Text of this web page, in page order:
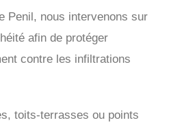
Penil, nous intervenons sur
afin de protéger
contre les infiltrations
toits-terrasses ou points